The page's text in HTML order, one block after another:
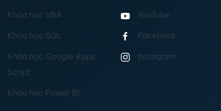
Khóa học VBA
Khóa học SQL
Khóa học Google Apps
Script
Khóa học Power BI
YouTube
Facebook
Instagram